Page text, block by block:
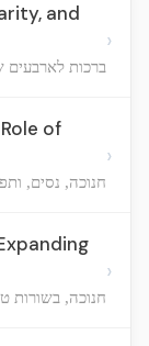
and
ברכות לארבעים
›
of
חנוכה, נסים,
›
חנוכה, בשורות
›